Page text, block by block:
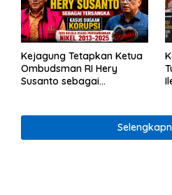
Kejagung Tetapkan Ketua
Ombudsman RI Hery
Susanto sebagai
Tambang Nikel